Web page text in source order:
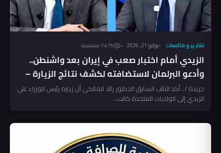
تقارير و متابعات يوليو 21, 2026 7٬475 مشاهدة
الزيدي أمام اختبار صعب في إيران بعد واشنطن..
وأدعو البرلمان لاستضافته لكشف نتائج الزيارة –
رائد المالكي
جريدة /.. أكد النائب السابق الدكتور رائد المالكي أن زيارة رئيس الوزراء علي
الزيدي إلى الولايات المتحدة كانت...